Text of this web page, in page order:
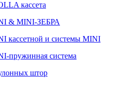
кассета
& MINI-ЗЕБРА
кассетной и системы MINI
пружинная система
штор